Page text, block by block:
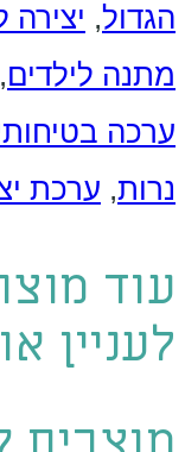
הגדול, יצירה
מתנה לילדים,
ערכה
נרות, ערכת
עוד
לעניין